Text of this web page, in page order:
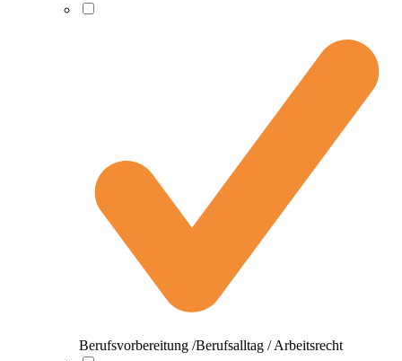
Berufsvorbereitung /Berufsalltag / Arbeitsrecht